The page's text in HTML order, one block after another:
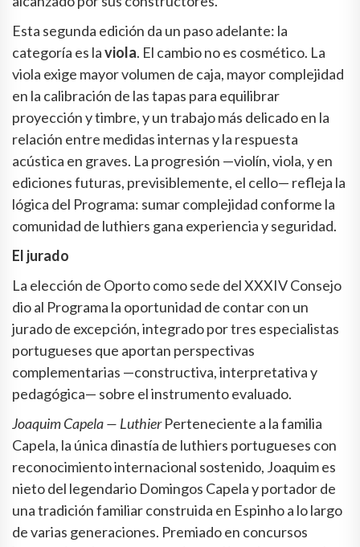
Esta segunda edición da un paso adelante: la
categoría es laviola. El cambio no es cosmético. La
viola exige mayor volumen de caja, mayor complejidad
en la calibración de las tapas para equilibrar
proyección y timbre, y un trabajo más delicado en la
relación entre medidas internas y la respuesta
acústica en graves. La progresión —violín, viola, y en
ediciones futuras, previsiblemente, el cello— refleja la
lógica del Programa: sumar complejidad conforme la
comunidad de luthiers gana experiencia y seguridad.
El jurado
La elección de Oporto como sede del XXXIV Consejo
dio al Programa la oportunidad de contar con un
jurado de excepción, integrado por tres especialistas
portugueses que aportan perspectivas
complementarias —constructiva, interpretativa y
pedagógica— sobre el instrumento evaluado.
Joaquim Capela — LuthierPerteneciente a la familia
Capela, la única dinastía de luthiers portugueses con
reconocimiento internacional sostenido, Joaquim es
nieto del legendario Domingos Capela y portador de
una tradición familiar construida en Espinho a lo largo
de varias generaciones. Premiado en concursos